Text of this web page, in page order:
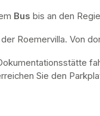
Bus bis an den
Roemervilla. Von
Sie den